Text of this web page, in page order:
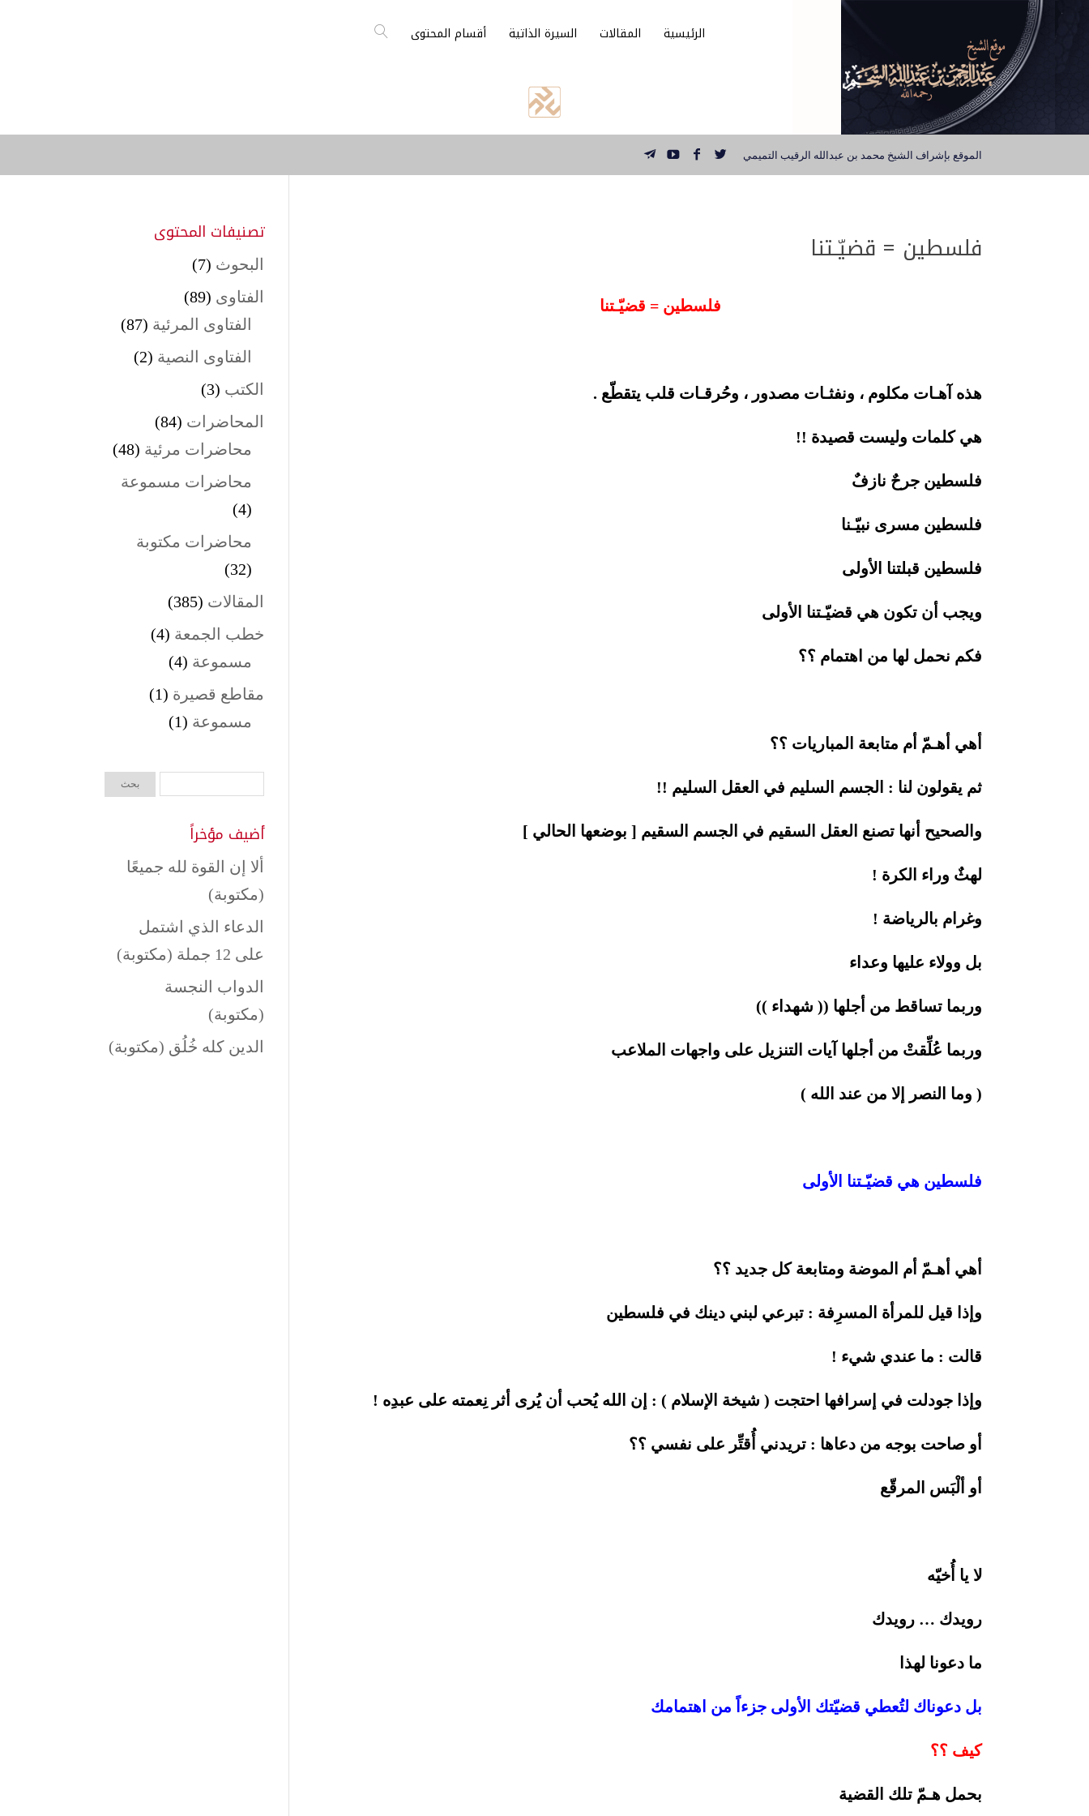
الرئيسية المقالات السيرة الذاتية أقسام المحتوى
الموقع بإشراف الشيخ محمد بن عبدالله الرقيب التميمي
فلسطين = قضيّـتنا
فلسطين = قضيّـتنا
هذه آهـات مكلوم ، ونفثـات مصدور ، وحُرقـات قلب يتقطّع .
هي كلمات وليست قصيدة !!
فلسطين جرحٌ نازفٌ
فلسطين مسرى نبيّـنا
فلسطين قبلتنا الأولى
ويجب أن تكون هي قضيّـتنا الأولى
فكم نحمل لها من اهتمام ؟؟
أهي أهـمّ أم متابعة المباريات ؟؟
ثم يقولون لنا : الجسم السليم في العقل السليم !!
والصحيح أنها تصنع العقل السقيم في الجسم السقيم [ بوضعها الحالي ]
لهثٌ وراء الكرة !
وغرام بالرياضة !
بل وولاء عليها وعداء
وربما تساقط من أجلها (( شهداء ))
وربما عُلِّقتْ من أجلها آيات التنزيل على واجهات الملاعب
( وما النصر إلا من عند الله )
فلسطين هي قضيّـتنا الأولى
أهي أهـمّ أم الموضة ومتابعة كل جديد ؟؟
وإذا قيل للمرأة المسرِفة : تبرعي لبني دينك في فلسطين
قالت : ما عندي شيء !
وإذا جودلت في إسرافها احتجت ( شيخة الإسلام ) : إن الله يُحب أن يُرى أثر نِعمته على عبدِه !
أو صاحت بوجه من دعاها : تريدني أُقتِّر على نفسي ؟؟
أو ألْبَس المرقّع
لا يا أُخيّه
رويدك … رويدك
ما دعونا لهذا
بل دعوناك لتُعطي قضيّتك الأولى جزءاً من اهتمامك
كيف ؟؟
بحمل هـمّ تلك القضية
تصنيفات المحتوى
البحوث (7)
الفتاوى (89)
الفتاوى المرئية (87)
الفتاوى النصية (2)
الكتب (3)
المحاضرات (84)
محاضرات مرئية (48)
محاضرات مسموعة
(4)
محاضرات مكتوبة
(32)
المقالات (385)
خطب الجمعة (4)
مسموعة (4)
مقاطع قصيرة (1)
مسموعة (1)
أضيف مؤخراً
ألا إن القوة لله جميعًا
(مكتوبة)
الدعاء الذي اشتمل
على 12 جملة (مكتوبة)
الدواب النجسة
(مكتوبة)
الدين كله خُلُق (مكتوبة)